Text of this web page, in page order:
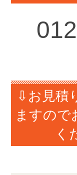
⇩お見積
ますので